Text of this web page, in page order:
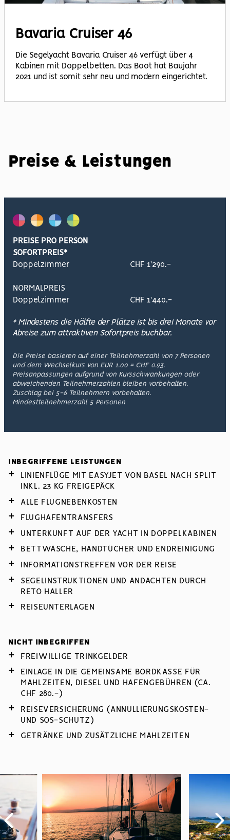
Bavaria Cruiser 46
Die Segelyacht Bavaria Cruiser 46 verfügt über 4
Kabinen mit Doppelbetten. Das Boot hat Baujahr
2021 und ist somit sehr neu und modern eingerichtet.
Preise & Leistungen
PREISE PRO PERSON
SOFORTPREIS*
Doppelzimmer
CHF 1'290.-
NORMALPREIS
Doppelzimmer
CHF 1'440.-
* Mindestens die Hälfte der Plätze ist bis drei Monate vor
Abreise zum attraktiven Sofortpreis buchbar.
Die Preise basieren auf einer Teilnehmerzahl von 7 Personen
und dem Wechselkurs von EUR 1.00 = CHF 0.93.
Preisanpassungen aufgrund von Kursschwankungen oder
abweichenden Teilnehmerzahlen bleiben vorbehalten.
Zuschlag bei 5-6 Teilnehmern vorbehalten.
Mindestteilnehmerzahl 5 Personen
INBEGRIFFENE LEISTUNGEN
LINIENFLÜGE MIT EASYJET VON BASEL NACH SPLIT
INKL. 23 KG FREIGEPÄCK
ALLE FLUGNEBENKOSTEN
FLUGHAFENTRANSFERS
UNTERKUNFT AUF DER YACHT IN DOPPELKABINEN
BETTWÄSCHE, HANDTÜCHER UND ENDREINIGUNG
INFORMATIONSTREFFEN VOR DER REISE
SEGELINSTRUKTIONEN UND ANDACHTEN DURCH
RETO HALLER
REISEUNTERLAGEN
NICHT INBEGRIFFEN
FREIWILLIGE TRINKGELDER
EINLAGE IN DIE GEMEINSAME BORDKASSE FÜR
MAHLZEITEN, DIESEL UND HAFENGEBÜHREN (CA.
CHF 280.-)
REISEVERSICHERUNG (ANNULLIERUNGSKOSTEN-
UND SOS-SCHUTZ)
GETRÄNKE UND ZUSÄTZLICHE MAHLZEITEN